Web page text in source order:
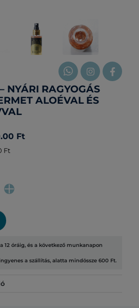
NYÁRI RAGYOGÁS
ALOÉVAL ÉS
Ft
Ft
12 óráig, és a következő munkanapon
a szállítás, alatta mindössze 600 Ft.